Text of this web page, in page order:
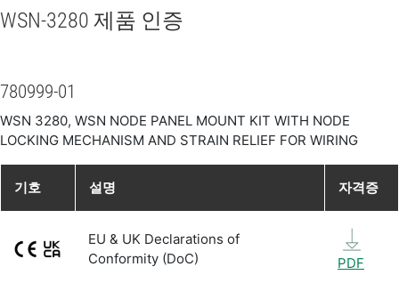
아
WSN-3280 제품 인증
780999-01
WSN 3280, WSN NODE PANEL MOUNT KIT WITH NODE
LOCKING MECHANISM AND STRAIN RELIEF FOR WIRING
기호 설명 자격증
EU & UK Declarations of
Conformity (DoC)
PDF